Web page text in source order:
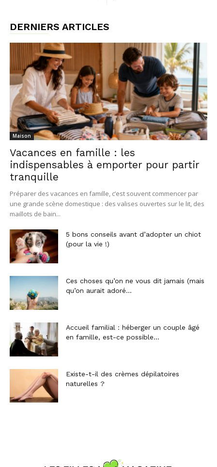
DERNIERS ARTICLES
Maison
Vacances en famille : les
indispensables à emporter pour partir
tranquille
Préparer des vacances en famille, c’est souvent commencer par
une grande scène domestique : des valises ouvertes sur le lit, des
maillots de bain...
5 bons conseils avant d’adopter un chiot
(pour la vie !)
Ces choses qu’on ne vous dit jamais (mais
qu’on aurait adoré...
Accueil familial : héberger un couple âgé
en famille, est-ce possible...
Existe-t-il des crèmes dépilatoires
naturelles ?